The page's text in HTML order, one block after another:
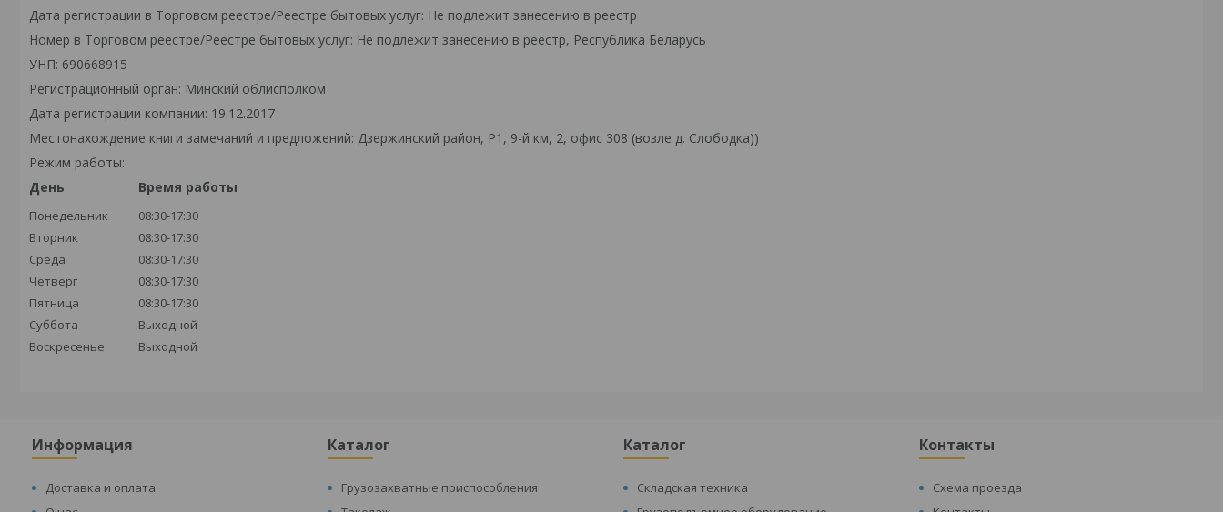
Дата регистрации в Торговом реестре/Реестре бытовых услуг: Не подлежит занесению в реестр
Номер в Торговом реестре/Реестре бытовых услуг: Не подлежит занесению в реестр, Республика Беларусь
УНП: 690668915
Регистрационный орган: Минский облисполком
Дата регистрации компании: 19.12.2017
Местонахождение книги замечаний и предложений: Дзержинский район, Р1, 9-й км, 2, офис 308 (возле д. Слободка))
Режим работы:
День
Время работы
Понедельник
08:30-17:30
Вторник
08:30-17:30
Среда
08:30-17:30
Четверг
08:30-17:30
Пятница
08:30-17:30
Суббота
Выходной
Воскресенье
Выходной
Информация
Доставка и оплата
Каталог
Грузозахватные приспособления
Каталог
Складская техника
Контакты
Схема проезда